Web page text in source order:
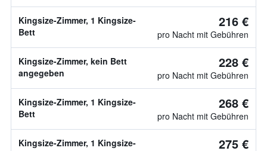
Kingsize-Zimmer, 1 Kingsize-
Bett
216 €
pro Nacht mit Gebühren
Kingsize-Zimmer, kein Bett
angegeben
228 €
pro Nacht mit Gebühren
Kingsize-Zimmer, 1 Kingsize-
Bett
268 €
pro Nacht mit Gebühren
Kingsize-Zimmer, 1 Kingsize-
275 €